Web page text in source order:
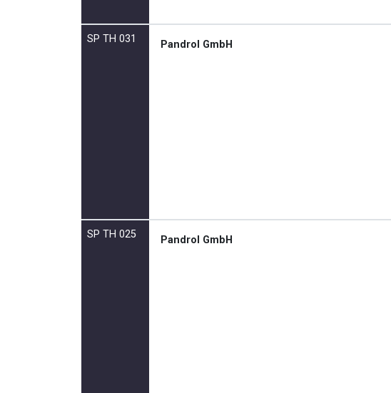
SP TH 031 Pandrol GmbH
SP TH 025 Pandrol GmbH